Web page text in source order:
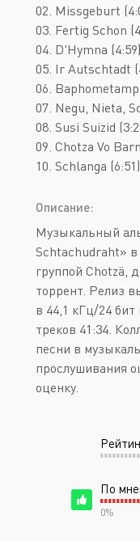
02. Missgeburt
03. Fertig Schon
04. D'Hymna (4:59)
05. Ir Autschtadt
06.
07. Negu, Nieta,
08. Susi Suizid
09. Chotza Vo
10. Schlanga (6:51)
Описание:
Музыкальный
Schtachudraht» в
группой Chotzä,
торрент. Релиз
в 44,1 кГц/24
треков 41:34.
песни в
прослушивания
оценку.
По
0%